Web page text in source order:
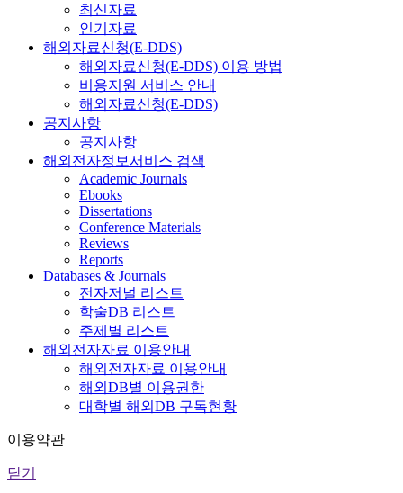
최신자료
인기자료
해외자료신청(E-DDS)
해외자료신청(E-DDS) 이용 방법
비용지원 서비스 안내
해외자료신청(E-DDS)
공지사항
공지사항
해외전자정보서비스 검색
Academic Journals
Ebooks
Dissertations
Conference Materials
Reviews
Reports
Databases & Journals
전자저널 리스트
학술DB 리스트
주제별 리스트
해외전자자료 이용안내
해외전자자료 이용안내
해외DB별 이용권한
대학별 해외DB 구독현황
이용약관
닫기